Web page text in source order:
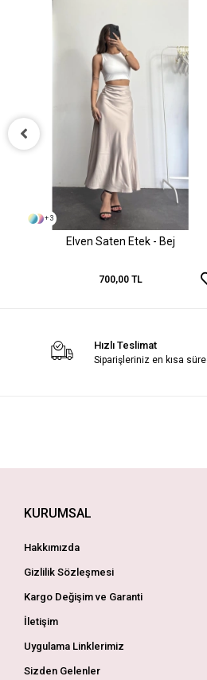
+ 3
Elven Saten Etek - Bej
700,00 TL
Hızlı Teslimat
Siparişleriniz en kısa
KURUMSAL
Hakkımızda
Gizlilik Sözleşmesi
Kargo Değişim ve Garanti
İletişim
Uygulama Linklerimiz
Sizden Gelenler